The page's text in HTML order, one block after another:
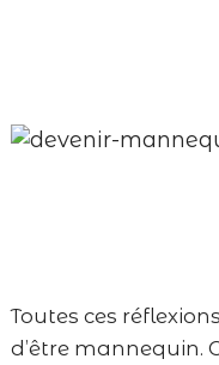
Toutes ces
d’être mannequin.